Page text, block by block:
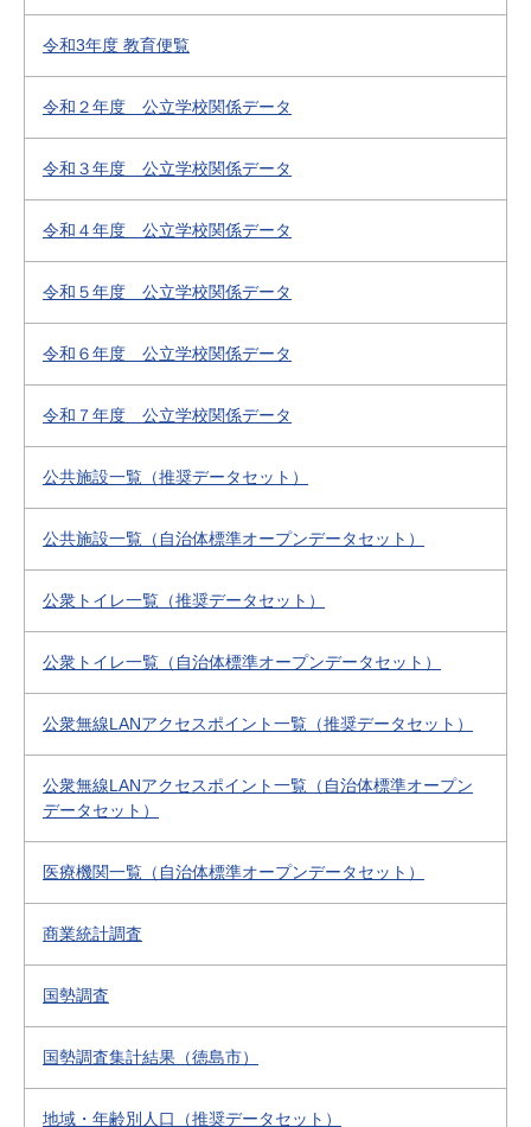
令和3年度 教育便覧
令和２年度 公立学校関係データ
令和３年度 公立学校関係データ
令和４年度 公立学校関係データ
令和５年度 公立学校関係データ
令和６年度 公立学校関係データ
令和７年度 公立学校関係データ
公共施設一覧（推奨データセット）
公共施設一覧（自治体標準オープンデータセット）
公衆トイレ一覧（推奨データセット）
公衆トイレ一覧（自治体標準オープンデータセット）
公衆無線LANアクセスポイント一覧（推奨データセット）
公衆無線LANアクセスポイント一覧（自治体標準オープン
データセット）
医療機関一覧（自治体標準オープンデータセット）
商業統計調査
国勢調査
国勢調査集計結果（徳島市）
地域・年齢別人口（推奨データセット）